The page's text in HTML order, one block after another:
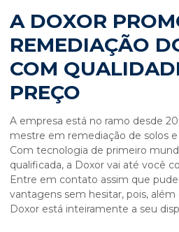
A DOXOR
REMEDIAÇÃO
COM
PREÇO
A empresa está no ramo desde
mestre em remediação de solos e
Com tecnologia de primeiro
qualificada, a Doxor vai até você
Entre em contato assim que
vantagens sem hesitar, pois, além
Doxor está inteiramente a seu